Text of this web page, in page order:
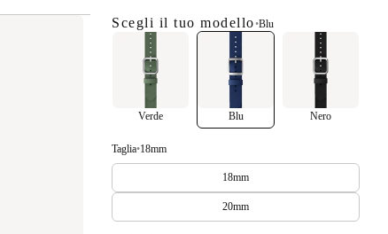
Scegli il tuo modello•Blu
Verde Blu Nero
Taglia•18mm
18mm
20mm